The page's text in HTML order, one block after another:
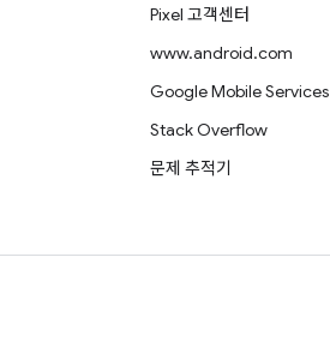
Pixel 고객센터
www.android.com
Google Mobile Services
Stack Overflow
문제 추적기